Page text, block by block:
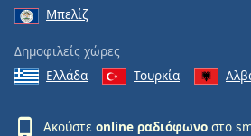
Μπελίζ
Δημοφιλείς χώρες
Ελλάδα
Τουρκία
Ακούστε online ραδιόφωνο στο